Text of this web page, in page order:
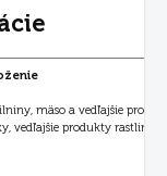
mäso a vedľajšie
vedľajšie produkty